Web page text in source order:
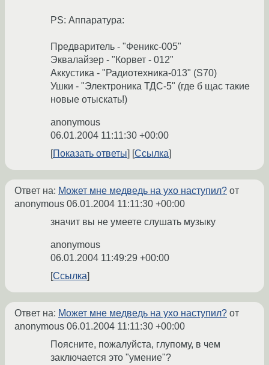
PS: Аппаратура:
Предваритель - "Феникс-005"
Эквалайзер - "Корвет - 012"
Аккустика - "Радиотехника-013" (S70)
Ушки - "Электроника ТДС-5" (где б щас такие
новые отыскать!)
anonymous
06.01.2004 11:11:30 +00:00
Показать ответы
Ссылка
Ответ на: Может мне медведь на ухо наступил? от
anonymous 06.01.2004 11:11:30 +00:00
значит вы не умеете слушать музыку
anonymous
06.01.2004 11:49:29 +00:00
Ссылка
Ответ на: Может мне медведь на ухо наступил? от
anonymous 06.01.2004 11:11:30 +00:00
Поясните, пожалуйста, глупому, в чем
заключается это "умение"?